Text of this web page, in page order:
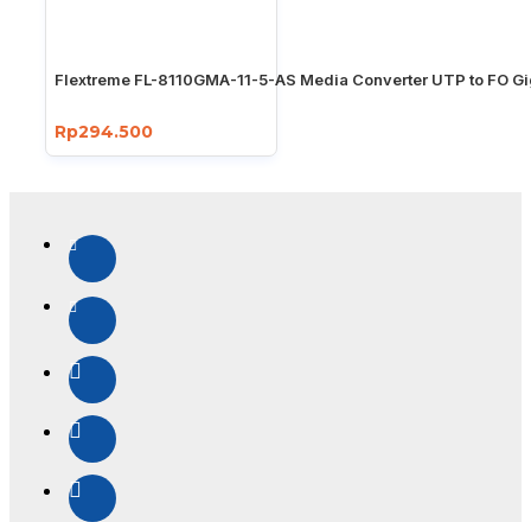
Flextreme FL-8110GMA-11-5-AS Media Converter UTP to FO
Rp294.500